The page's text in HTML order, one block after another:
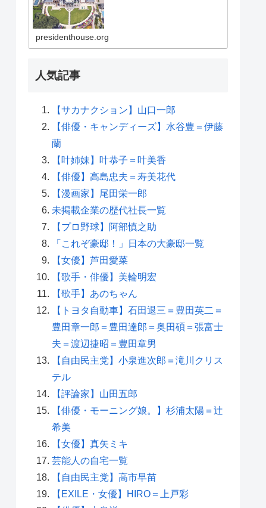
presidenthouse.org
人気記事
【サカナクション】山口一郎
【俳優・キャンディーズ】水谷豊＝伊藤
蘭
【叶姉妹】叶恭子＝叶美香
【俳優】高島忠夫＝寿美花代
【漫画家】尾田栄一郎
未掲載企業の歴代社長一覧
【プロ野球】阿部慎之助
「これぞ豪邸！」日本の大豪邸一覧
【女優】芦田愛菜
【歌手・俳優】美輪明宏
【歌手】あのちゃん
【トヨタ自動車】石田退三＝豊田英二＝
豊田章一郎＝豊田達郎＝奥田碩＝張富士
夫＝渡辺捷昭＝豊田章男
【自由民主党】小泉進次郎＝滝川クリス
テル
【評論家】山田五郎
【俳優・モーニング娘。】杉浦太陽＝辻
希美
【女優】真矢ミキ
芸能人の自宅一覧
【自由民主党】高市早苗
【EXILE・女優】HIRO＝上戸彩